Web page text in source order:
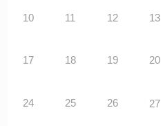
10 11 12 13
17 18 19 20
24 25 26 27